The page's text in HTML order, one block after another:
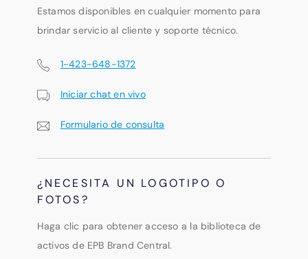
Estamos disponibles en cualquier momento para
brindar servicio al cliente y soporte técnico.
1-423-648-1372
Iniciar chat en vivo
Formulario de consulta
¿NECESITA UN LOGOTIPO O
FOTOS?
Haga clic para obtener acceso a la biblioteca de
activos de EPB Brand Central.